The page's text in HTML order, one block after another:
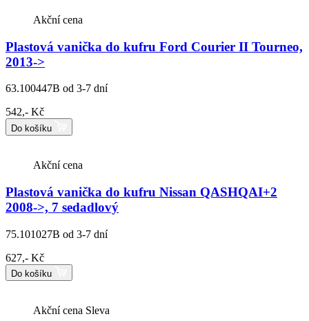
Akční cena
Plastová vanička do kufru Ford Courier II Tourneo,
2013->
63.100447B od 3-7 dní
542,- Kč
Do košíku
Akční cena
Plastová vanička do kufru Nissan QASHQAI+2
2008->, 7 sedadlový
75.101027B od 3-7 dní
627,- Kč
Do košíku
Akční cena Sleva